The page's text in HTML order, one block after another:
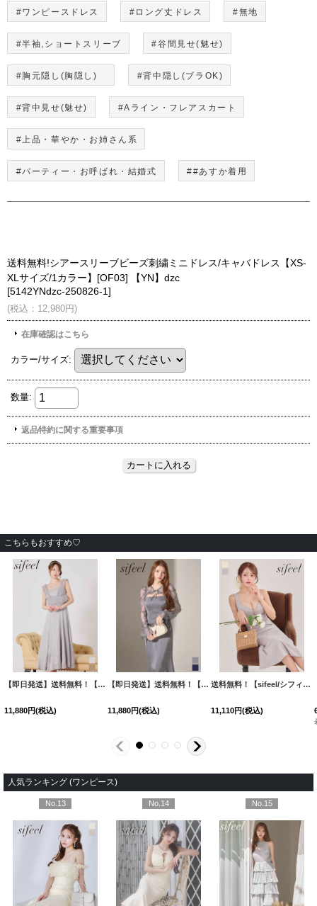
#ワンピースドレス #ロング丈ドレス #無地
#半袖,ショートスリーブ #谷間見せ(魅せ)
#胸元隠し(胸隠し) #背中隠し(ブラOK)
#背中見せ(魅せ) #Aライン・フレアスカート
#上品・華やか・お姉さん系
#パーティー・お呼ばれ・結婚式 ##あすか着用
こちらもおすすめ♡
【即日発送】送料無料！【sifeel】ウエストチュールミディアムドレス/キャバドレス【S-Lサイズ/2カラー】[OF03] 【YN】dzwvLD
11,880円(税込)
【即日発送】送料無料！【sifeel/シフィール】レースボレロセットマーメイドキャミワンピース/キャバドレス【S-Lサイズ/2カラー】[OF03] 【YN】dzwLD
11,880円(税込)
送料無料！【sifeel/シフィール】ビジューマーメイドミディアムドレス/キャバドレス【S-Mサイズ/2カラー】[OF03] 【YN】dzweLD
11,110円(税込)
人気ランキング (ワンピース)
No.13 No.14 No.15